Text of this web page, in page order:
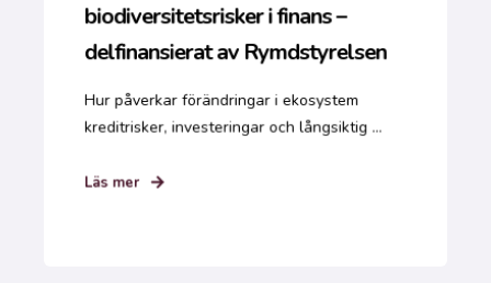
biodiversitetsrisker i finans –
delfinansierat av Rymdstyrelsen
Hur påverkar förändringar i ekosystem
kreditrisker, investeringar och långsiktig ...
Läs mer